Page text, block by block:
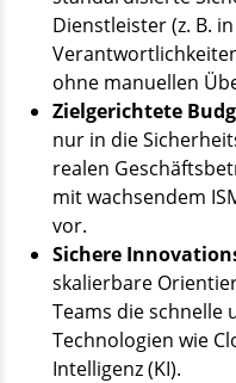
Dienstleister (z. B.
ohne manuellen
Zielgerichtete
nur in die
realen
mit wachsendem
vor.
Sichere
skalierbare
Teams die
Technologien wie
Intelligenz (KI).